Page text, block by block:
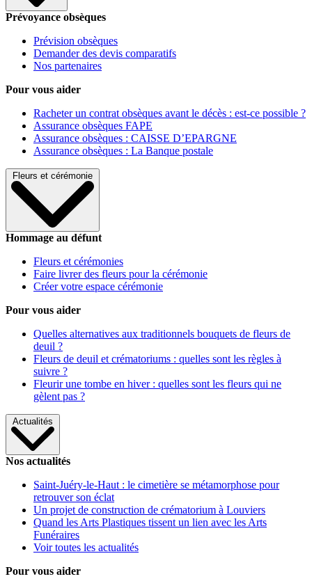
Prévoyance obsèques
Prévision obsèques
Demander des devis comparatifs
Nos partenaires
Pour vous aider
Racheter un contrat obsèques avant le décès : est-ce possible ?
Assurance obsèques FAPE
Assurance obsèques : CAISSE D’EPARGNE
Assurance obsèques : La Banque postale
Fleurs et cérémonie
Hommage au défunt
Fleurs et cérémonies
Faire livrer des fleurs pour la cérémonie
Créer votre espace cérémonie
Pour vous aider
Quelles alternatives aux traditionnels bouquets de fleurs de
deuil ?
Fleurs de deuil et crématoriums : quelles sont les règles à
suivre ?
Fleurir une tombe en hiver : quelles sont les fleurs qui ne
gèlent pas ?
Actualités
Nos actualités
Saint-Juéry-le-Haut : le cimetière se métamorphose pour
retrouver son éclat
Un projet de construction de crématorium à Louviers
Quand les Arts Plastiques tissent un lien avec les Arts
Funéraires
Voir toutes les actualités
Pour vous aider